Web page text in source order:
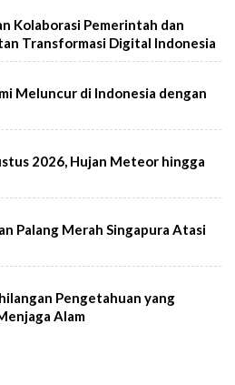
Kolaborasi Pemerintah dan
Transformasi Digital Indonesia
Meluncur di Indonesia dengan
2026, Hujan Meteor hingga
Palang Merah Singapura Atasi
Pengetahuan yang
Alam